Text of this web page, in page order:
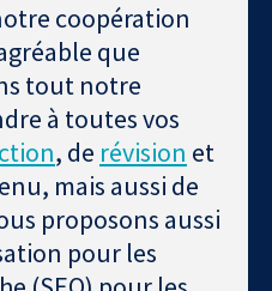
coopération
que
tout notre
à toutes vos
, de révision et
mais aussi de
proposons aussi
pour les